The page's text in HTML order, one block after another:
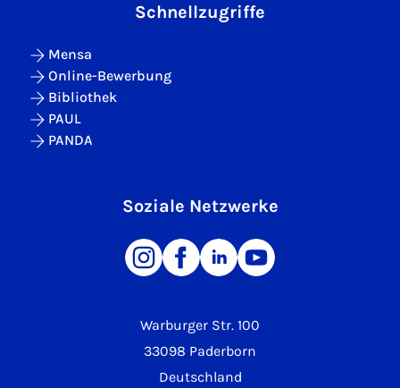
Warburger Str. 100
33098 Paderborn
Deutschland
Schnellzugriffe
Mensa
Online-Bewerbung
Bibliothek
PAUL
PANDA
Soziale Netzwerke